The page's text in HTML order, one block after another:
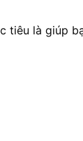
tiêu là giúp